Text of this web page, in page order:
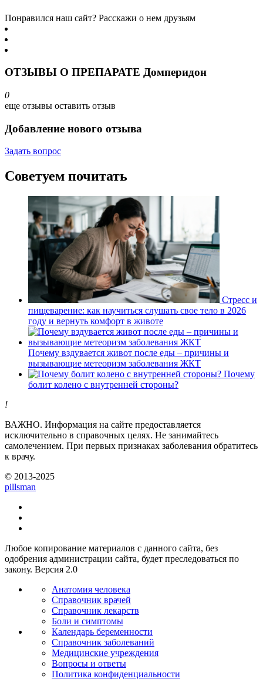
Понравился наш сайт? Расскажи о нем друзьям
ОТЗЫВЫ О ПРЕПАРАТЕ Домперидон
0
еще отзывы оставить отзыв
Добавление нового отзыва
Задать вопрос
Советуем почитать
Стресс и
пищеварение: как научиться слушать свое тело в 2026
году и вернуть комфорт в животе
Почему вздувается живот после еды – причины и
вызывающие метеоризм заболевания ЖКТ
Почему
болит колено с внутренней стороны?
!
ВАЖНО. Информация на сайте предоставляется
исключительно в справочных целях. Не занимайтесь
самолечением. При первых признаках заболевания обратитесь
к врачу.
© 2013-2025
pillsman
Любое копирование материалов с данного сайта, без
одобрения администрации сайта, будет преследоваться по
закону. Версия 2.0
Анатомия человека
Справочник врачей
Справочник лекарств
Боли и симптомы
Календарь беременности
Справочник заболеваний
Медицинские учреждения
Вопросы и ответы
Политика конфиденциальности